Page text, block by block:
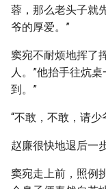
蓉，那么老头子就
爷的厚爱。”
窦宛不耐烦地挥了
人。”他抬手往炕
到。”
“不敢，不敢，请
赵廉很快地退后一
窦宛走上前，照例